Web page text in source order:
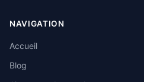
NAVIGATION
Accueil
Blog